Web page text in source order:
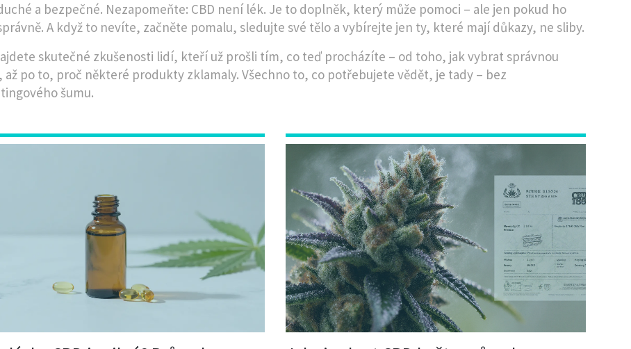
a bezpečné. Nezapomeňte: CBD není lék. Je to doplněk, který může pomoci – ale jen pokud ho
A když to nevíte, začněte pomalu, sledujte své tělo a vybírejte jen ty, které mají důkazy, ne sliby.
skutečné zkušenosti lidí, kteří už prošli tím, co teď procházíte – od toho, jak vybrat správnou
až po to, proč některé produkty zklamaly. Všechno to, co potřebujete vědět, je tady – bez
šumu.